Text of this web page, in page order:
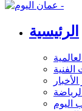
الرئيسية
الفنية
الأخبار
اليوم